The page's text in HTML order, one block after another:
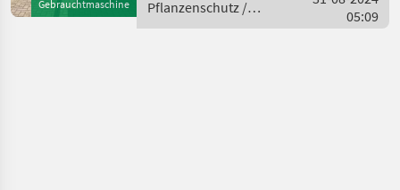
Gebrauchtmaschine
40 km
Pflanzenschutz /
Inuma
05:09